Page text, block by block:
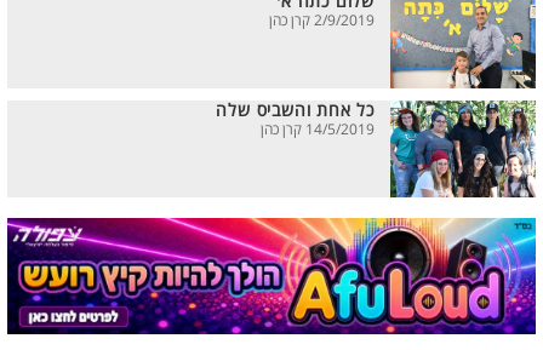
2/9/2019 קרן כהן
כל אחת והשביס שלה
14/5/2019 קרן כהן